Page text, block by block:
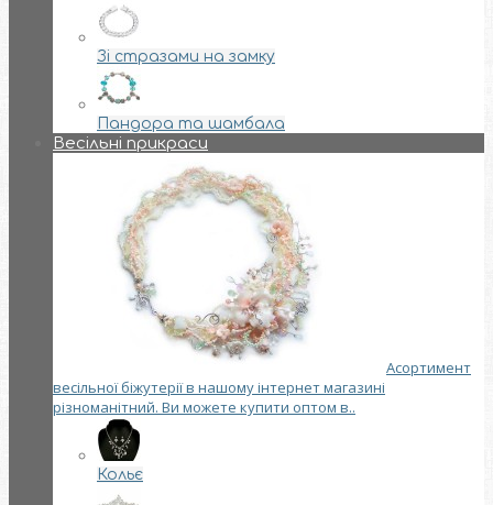
Зі стразами на замку
Пандора та шамбала
Весільні прикраси
Асортимент
весільної біжутерії в нашому інтернет магазині
різноманітний. Ви можете купити оптом в..
Кольє